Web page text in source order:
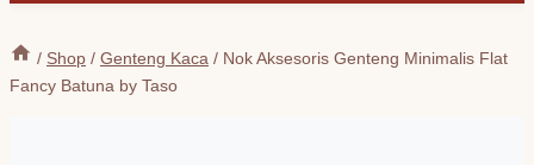
/ Shop / Genteng Kaca / Nok Aksesoris Genteng Minimalis Flat
Fancy Batuna by Taso